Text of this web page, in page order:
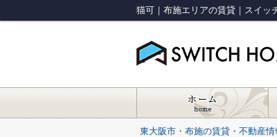
猫可｜布施エリアの賃貸｜スイッ
東大阪市・布施の賃貸・不動産情